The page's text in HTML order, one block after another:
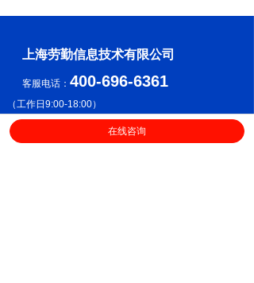
客服电话： 400-696-6361
（工作日9:00-18:00）
上海劳勤信息技术有限公司
在线咨询